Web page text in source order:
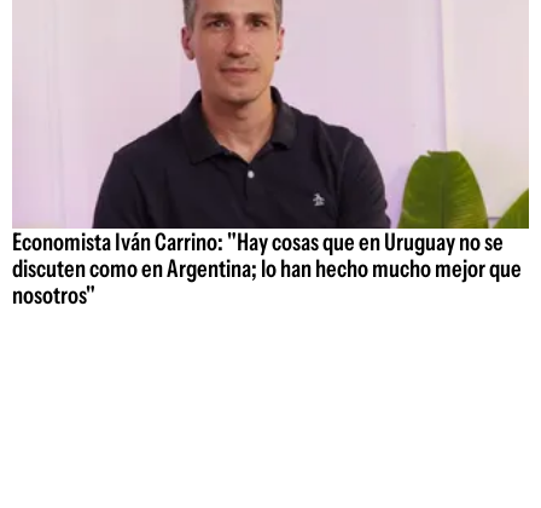
Economista Iván Carrino: "Hay cosas que en Uruguay no se
discuten como en Argentina; lo han hecho mucho mejor que
nosotros"